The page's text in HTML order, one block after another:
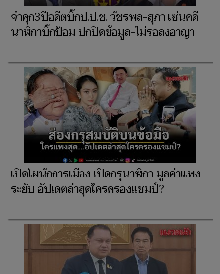
จำคุก3ปีอดีตบิ๊กป.ป.ช. วัชรพล-สุภา เซ่นคดี
นาฬิกาบิ๊กป้อม ปกปิดข้อมูล-ไม่รอลงอาญา
เปิดโผนักการเมือง เปิดกรุนาฬิกา มูลค่าแพง
ระยับ อัปเดตล่าสุดใครครองแชมป์?